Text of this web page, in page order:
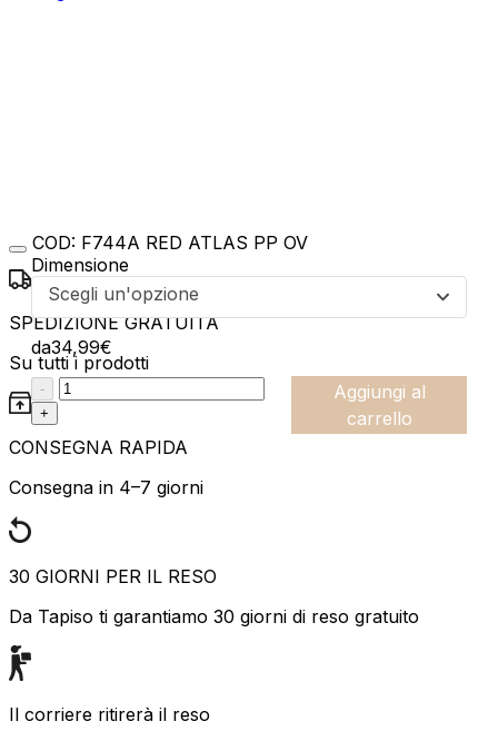
Dimensione
Scegli un'opzione
da34,99€
:product_name quantity
-
+
Aggiungi al
carrello
COD: F744A RED ATLAS PP OV
SPEDIZIONE GRATUITA
Su tutti i prodotti
CONSEGNA RAPIDA
Consegna in 4–7 giorni
30 GIORNI PER IL RESO
Da Tapiso ti garantiamo 30 giorni di reso gratuito
Il corriere ritirerà il reso